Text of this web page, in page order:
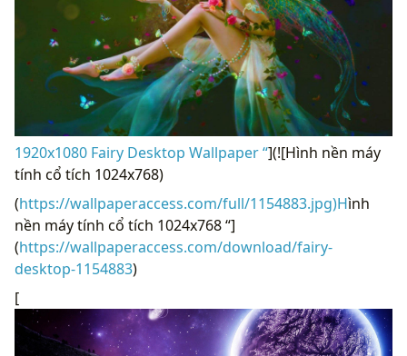
1920x1080 Fairy Desktop Wallpaper “](![Hình nền máy
tính cổ tích 1024x768)
(https://wallpaperaccess.com/full/1154883.jpg)Hình
nền máy tính cổ tích 1024x768 “]
(https://wallpaperaccess.com/download/fairy-
desktop-1154883)
[